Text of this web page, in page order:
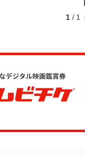
1 / 1